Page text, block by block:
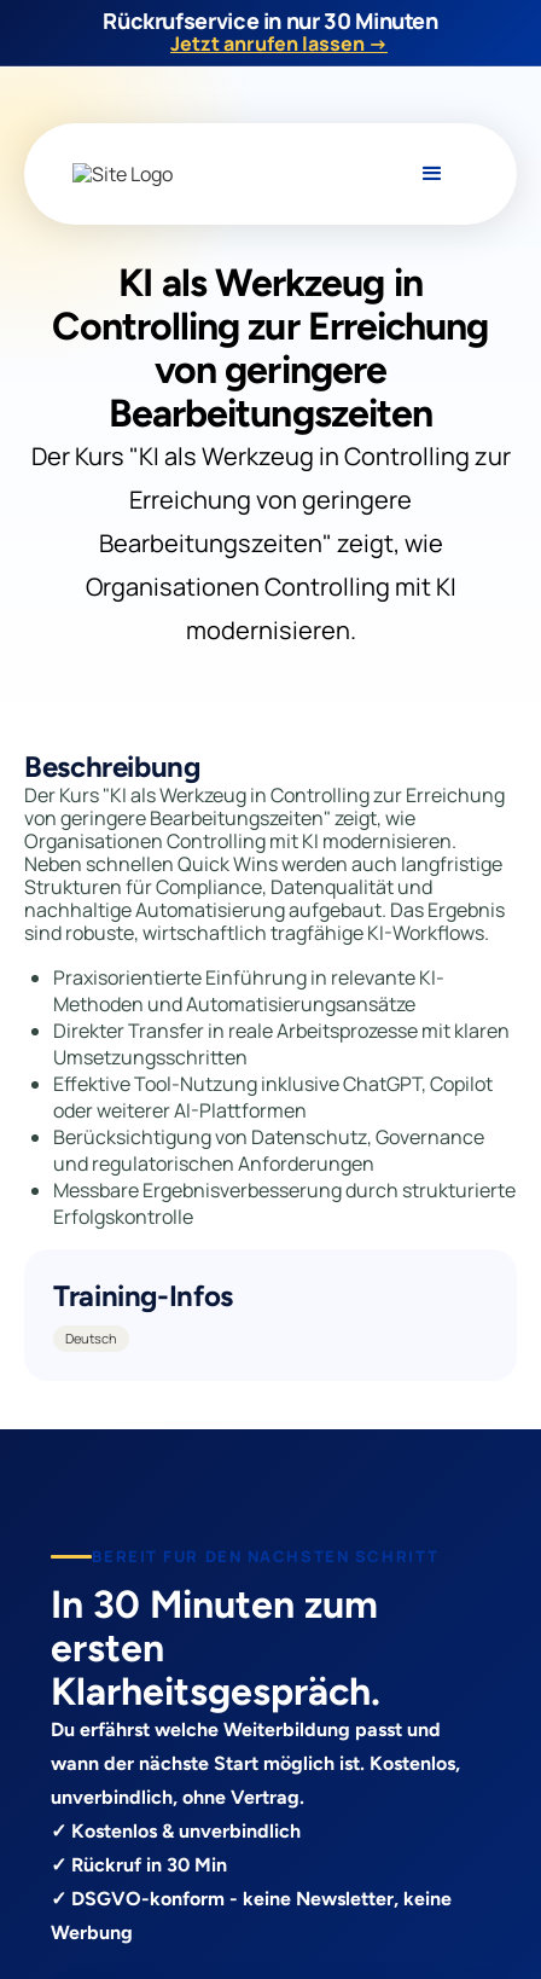
Rückrufservice in nur 30 Minuten
Jetzt anrufen lassen →
KI als Werkzeug in
Controlling zur Erreichung
von geringere
Bearbeitungszeiten
Der Kurs "KI als Werkzeug in Controlling zur
Erreichung von geringere
Bearbeitungszeiten" zeigt, wie
Organisationen Controlling mit KI
modernisieren.
Beschreibung
Der Kurs "KI als Werkzeug in Controlling zur Erreichung
von geringere Bearbeitungszeiten" zeigt, wie
Organisationen Controlling mit KI modernisieren.
Neben schnellen Quick Wins werden auch langfristige
Strukturen für Compliance, Datenqualität und
nachhaltige Automatisierung aufgebaut. Das Ergebnis
sind robuste, wirtschaftlich tragfähige KI-Workflows.
Praxisorientierte Einführung in relevante KI-
Methoden und Automatisierungsansätze
Direkter Transfer in reale Arbeitsprozesse mit klaren
Umsetzungsschritten
Effektive Tool-Nutzung inklusive ChatGPT, Copilot
oder weiterer AI-Plattformen
Berücksichtigung von Datenschutz, Governance
und regulatorischen Anforderungen
Messbare Ergebnisverbesserung durch strukturierte
Erfolgskontrolle
Training-Infos
Deutsch
BEREIT FUR DEN NACHSTEN SCHRITT
In 30 Minuten zum
ersten
Klarheitsgespräch.
Du erfährst welche Weiterbildung passt und
wann der nächste Start möglich ist. Kostenlos,
unverbindlich, ohne Vertrag.
✓ Kostenlos & unverbindlich
✓ Rückruf in 30 Min
✓ DSGVO-konform - keine Newsletter, keine
Werbung